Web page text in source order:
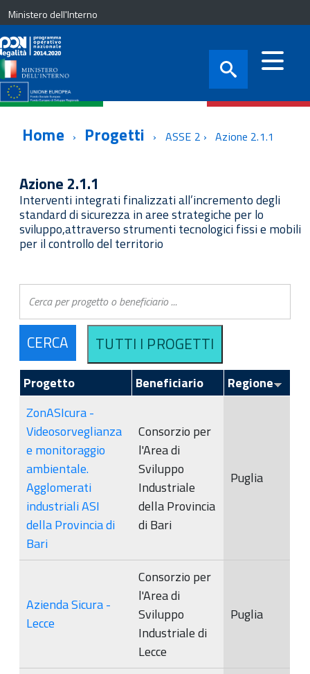
Ministero dell'Interno
Home Progetti ASSE 2 Azione 2.1.1
Azione 2.1.1
Interventi integrati finalizzati all’incremento degli
standard di sicurezza in aree strategiche per lo
sviluppo,attraverso strumenti tecnologici fissi e mobili
per il controllo del territorio
Progetto Beneficiario
Regione
ZonASIcura -
Videosorveglianza
e monitoraggio
ambientale.
Agglomerati
industriali ASI
della Provincia di
Bari
Consorzio per
l'Area di
Sviluppo
Industriale
della Provincia
di Bari
Puglia
Azienda Sicura -
Lecce
Consorzio per
l'Area di
Sviluppo
Industriale di
Lecce
Puglia